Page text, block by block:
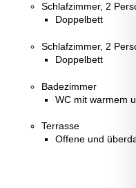
Schlafzimmer, 2
Doppelbett
Schlafzimmer, 2
Doppelbett
Badezimmer
WC mit warmem
Terrasse
Offene und